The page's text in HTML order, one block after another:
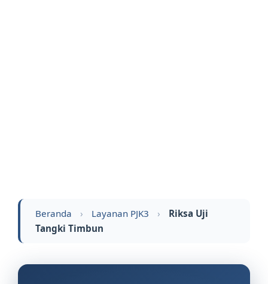
Beranda › Layanan PJK3 ›
Riksa Uji
Tangki Timbun